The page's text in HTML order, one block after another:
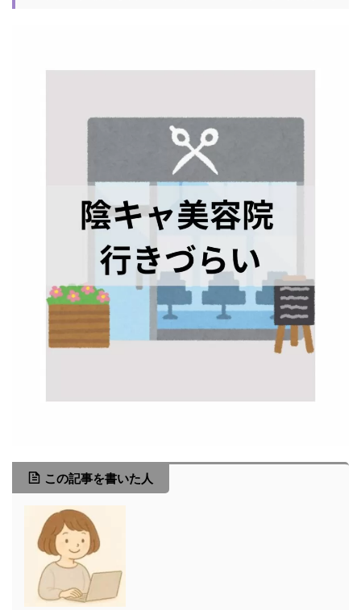
この記事を書いた人